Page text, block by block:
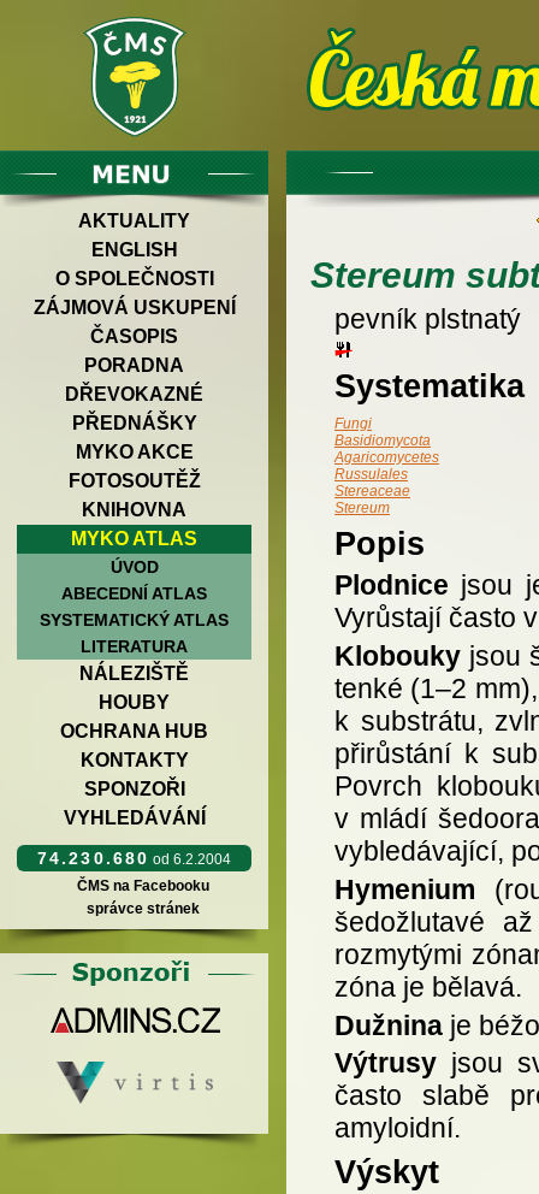
AKTUALITY
ENGLISH
O SPOLEČNOSTI
ZÁJMOVÁ USKUPENÍ
ČASOPIS
PORADNA
DŘEVOKAZNÉ
PŘEDNÁŠKY
MYKO AKCE
FOTOSOUTĚŽ
KNIHOVNA
MYKO ATLAS
ÚVOD
ABECEDNÍ ATLAS
SYSTEMATICKÝ ATLAS
LITERATURA
NÁLEZIŠTĚ
HOUBY
OCHRANA HUB
KONTAKTY
SPONZOŘI
VYHLEDÁVÁNÍ
74.230.680 od 6.2.2004
ČMS na Facebooku
správce stránek
Stereum
pevník plstnatý
Systematika
Fungi
Basidiomycota
Agaricomycetes
Russulales
Stereaceae
Stereum
Popis
Plodnice jsou
Vyrůstají často
Klobouky jsou
tenké (1–2
k substrátu,
přirůstání k
Povrch
v mládí
vybledávající,
Hymenium
šedožlutavé
rozmytými
zóna je bělavá.
Dužnina je
Výtrusy jsou
často slabě
amyloidní.
Výskyt